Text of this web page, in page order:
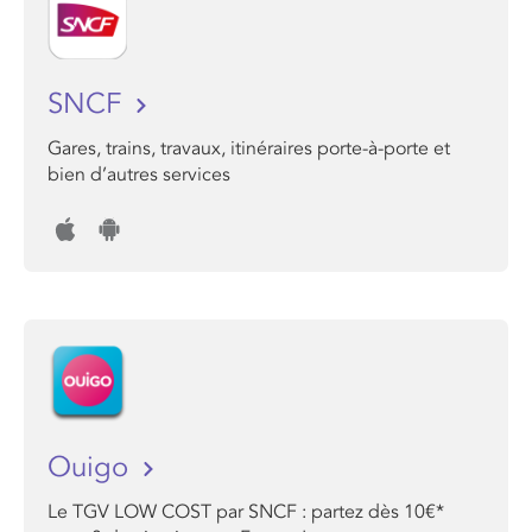
SNCF
Gares, trains, travaux, itinéraires porte-à-porte et
bien d’autres services
Ouigo
Le TGV LOW COST par SNCF : partez dès 10€*